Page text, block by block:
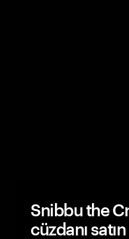
Snibbu the
cüzdanı